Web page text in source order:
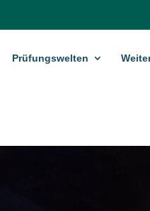
Prüfungs­welten